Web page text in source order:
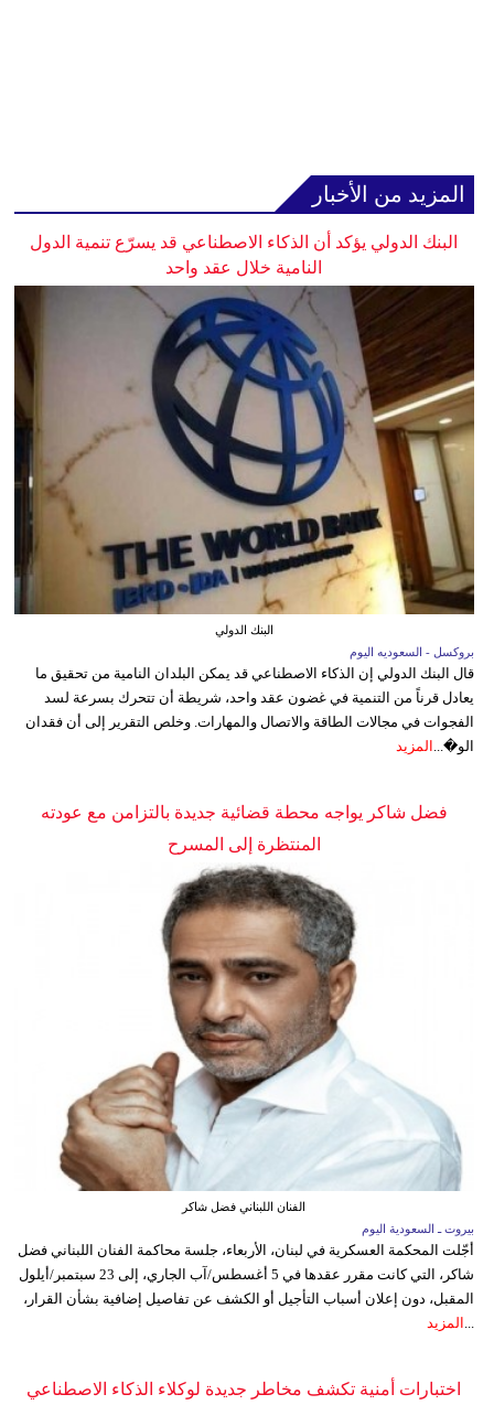
المزيد من الأخبار
البنك الدولي يؤكد أن الذكاء الاصطناعي قد يسرّع تنمية الدول
النامية خلال عقد واحد
البنك الدولي
بروكسل - السعوديه اليوم
قال البنك الدولي إن الذكاء الاصطناعي قد يمكن البلدان النامية من تحقيق ما
يعادل قرناً من التنمية في غضون عقد واحد، شريطة أن تتحرك بسرعة لسد
الفجوات في مجالات الطاقة والاتصال والمهارات. وخلص التقرير إلى أن فقدان
الو�... المزيد
فضل شاكر يواجه محطة قضائية جديدة بالتزامن مع عودته
المنتظرة إلى المسرح
الفنان اللبناني فضل شاكر
بيروت ـ السعودية اليوم
أجّلت المحكمة العسكرية في لبنان، الأربعاء، جلسة محاكمة الفنان اللبناني فضل
شاكر، التي كانت مقرر عقدها في 5 أغسطس/آب الجاري، إلى 23 سبتمبر/أيلول
المقبل، دون إعلان أسباب التأجيل أو الكشف عن تفاصيل إضافية بشأن القرار،
المزيد
اختبارات أمنية تكشف مخاطر جديدة لوكلاء الذكاء الاصطناعي